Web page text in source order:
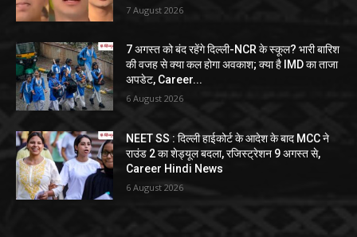
7 August 2026
7 अगस्त को बंद रहेंगे दिल्ली-NCR के स्कूल? भारी बारिश
की वजह से क्या कल होगा अवकाश; क्या है IMD का ताजा
अपडेट, Career...
6 August 2026
NEET SS : दिल्ली हाईकोर्ट के आदेश के बाद MCC ने
राउंड 2 का शेड्यूल बदला, रजिस्ट्रेशन 9 अगस्त से,
Career Hindi News
6 August 2026